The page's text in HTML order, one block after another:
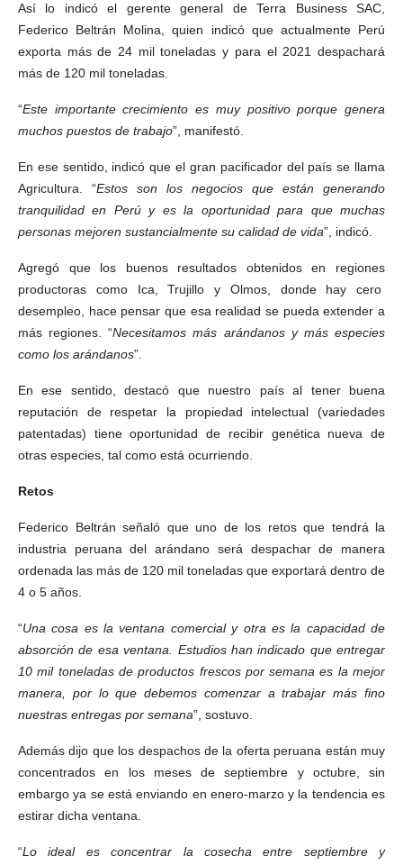
Así lo indicó el gerente general de Terra Business SAC,
Federico Beltrán Molina, quien indicó que actualmente Perú
exporta más de 24 mil toneladas y para el 2021 despachará
más de 120 mil toneladas.
“Este importante crecimiento es muy positivo porque genera
muchos puestos de trabajo”, manifestó.
En ese sentido, indicó que el gran pacificador del país se llama
Agricultura. “Estos son los negocios que están generando
tranquilidad en Perú y es la oportunidad para que muchas
personas mejoren sustancialmente su calidad de vida”, indicó.
Agregó que los buenos resultados obtenidos en regiones
productoras como Ica, Trujillo y Olmos, donde hay cero
desempleo, hace pensar que esa realidad se pueda extender a
más regiones. “Necesitamos más arándanos y más especies
como los arándanos”.
En ese sentido, destacó que nuestro país al tener buena
reputación de respetar la propiedad intelectual (variedades
patentadas) tiene oportunidad de recibir genética nueva de
otras especies, tal como está ocurriendo.
Retos
Federico Beltrán señaló que uno de los retos que tendrá la
industria peruana del arándano será despachar de manera
ordenada las más de 120 mil toneladas que exportará dentro de
4 o 5 años.
“Una cosa es la ventana comercial y otra es la capacidad de
absorción de esa ventana. Estudios han indicado que entregar
10 mil toneladas de productos frescos por semana es la mejor
manera, por lo que debemos comenzar a trabajar más fino
nuestras entregas por semana”, sostuvo.
Además dijo que los despachos de la oferta peruana están muy
concentrados en los meses de septiembre y octubre, sin
embargo ya se está enviando en enero-marzo y la tendencia es
estirar dicha ventana.
“Lo ideal es concentrar la cosecha entre septiembre y